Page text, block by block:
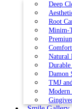
Deep
Root
Minim-
Natural
Damon
TMJ
Modern